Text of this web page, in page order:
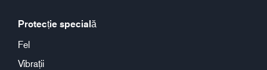
Protecție specială
Fel
Vibrații